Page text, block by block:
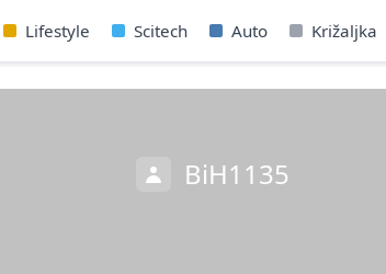
Lifestyle Scitech Auto Križaljka
BiH1135